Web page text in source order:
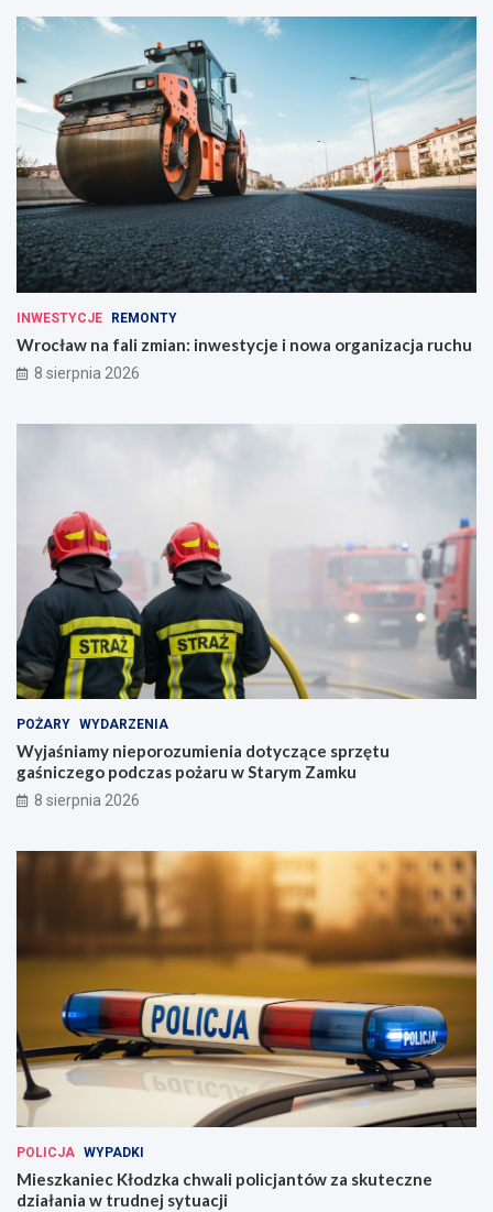
INWESTYCJE REMONTY
Wrocław na fali zmian: inwestycje i nowa organizacja ruchu
8 sierpnia 2026
POŻARY WYDARZENIA
Wyjaśniamy nieporozumienia dotyczące sprzętu
gaśniczego podczas pożaru w Starym Zamku
8 sierpnia 2026
POLICJA WYPADKI
Mieszkaniec Kłodzka chwali policjantów za skuteczne
działania w trudnej sytuacji